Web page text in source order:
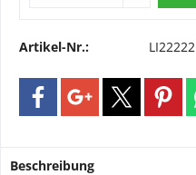
Artikel-Nr.: LI22222
Beschreibung